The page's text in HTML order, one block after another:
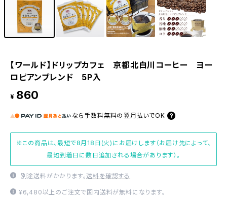
【ワールド】ドリップカフェ 京都北白川コーヒー ヨー
ロピアンブレンド 5P入
¥ 860
なら 手数料無料の 翌月払いでOK
※この商品は、最短で8月18日(火)にお届けします（お届け先によって、
最短到着日に数日追加される場合があります）。
別途送料がかかります。送料を確認する
¥6,480以上のご注文で国内送料が無料になります。